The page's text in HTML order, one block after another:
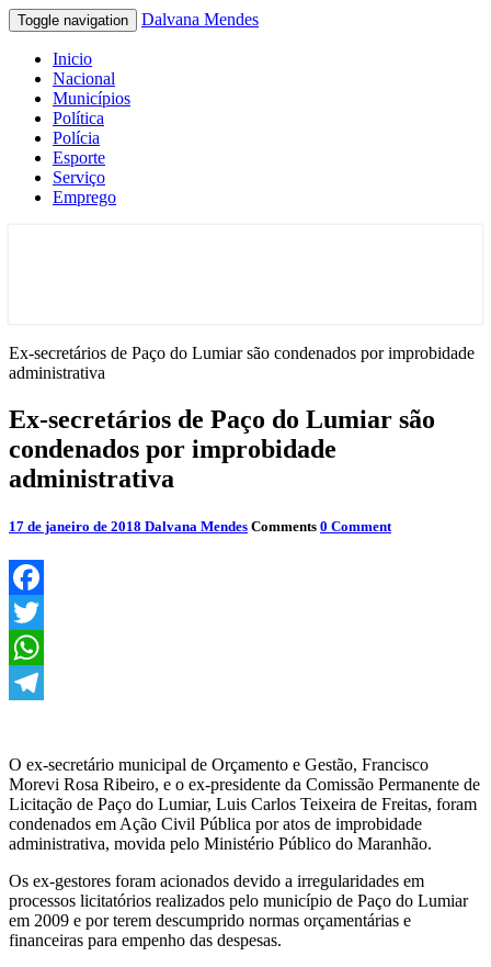
Toggle navigation Dalvana Mendes
Inicio
Nacional
Municípios
Política
Polícia
Esporte
Serviço
Emprego
Ex-secretários de Paço do Lumiar são condenados por improbidade
administrativa
Ex-secretários de Paço do Lumiar são
condenados por improbidade
administrativa
17 de janeiro de 2018 Dalvana Mendes Comments 0 Comment
Facebook
Twitter
WhatsApp
O ex-secretário municipal de Orçamento e Gestão, Francisco
Morevi Rosa Ribeiro, e o ex-presidente da Comissão Permanente de
Licitação de Paço do Lumiar, Luis Carlos Teixeira de Freitas, foram
condenados em Ação Civil Pública por atos de improbidade
administrativa, movida pelo Ministério Público do Maranhão.
Os ex-gestores foram acionados devido a irregularidades em
processos licitatórios realizados pelo município de Paço do Lumiar
em 2009 e por terem descumprido normas orçamentárias e
financeiras para empenho das despesas.